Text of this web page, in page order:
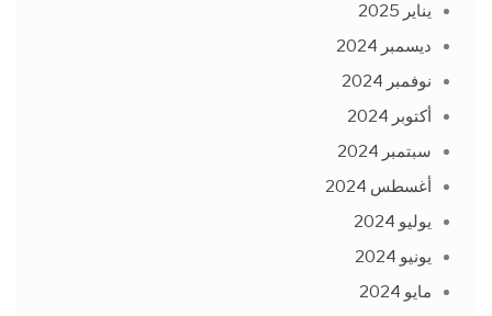
يناير 2025
ديسمبر 2024
نوفمبر 2024
أكتوبر 2024
سبتمبر 2024
أغسطس 2024
يوليو 2024
يونيو 2024
مايو 2024